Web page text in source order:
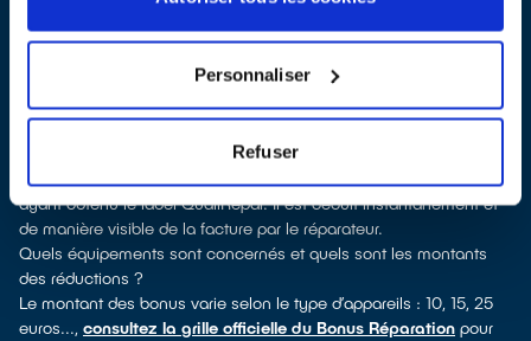
Personnaliser
Refuser
pouvez consulter notreannuaire de réparateurs labellisés
QualiRépar. En cliquant sur la fiche détaillée du réparateur, vous
obtenu le label. Congélateur, sèche-linge, petit électroménager,
télé, informatique, outillage électroportatif : à chaque famille
d’appareils son réparateur spécialisé et labellisé QualiRépar.
Comment bénéficier du Bonus Réparation à Acigné ?
Le Bonus Réparation est en vigueur chez tous les réparateurs
ayant obtenu le label QualiRépar. Il est déduit instantanément et
de manière visible de la facture par le réparateur.
Quels équipements sont concernés et quels sont les montants
des réductions ?
Le montant des bonus varie selon le type d’appareils : 10, 15, 25
euros..., consultez la grille officielle du Bonus Réparation pour